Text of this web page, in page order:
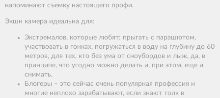
напоминают съемку настоящего профи.
Экшн камера идеальна для:
Экстремалов, которые любят: прыгать с парашютом,
участвовать в гонках, погружаться в воду на глубину до 60
метров, для тех, кто без ума от сноубордов и лыж, да, в
принципе, что угодно можно делать и, при этом, еще и
снимать.
Блогеры – это сейчас очень популярная профессия и
многие неплохо зарабатывают, если знают толк в